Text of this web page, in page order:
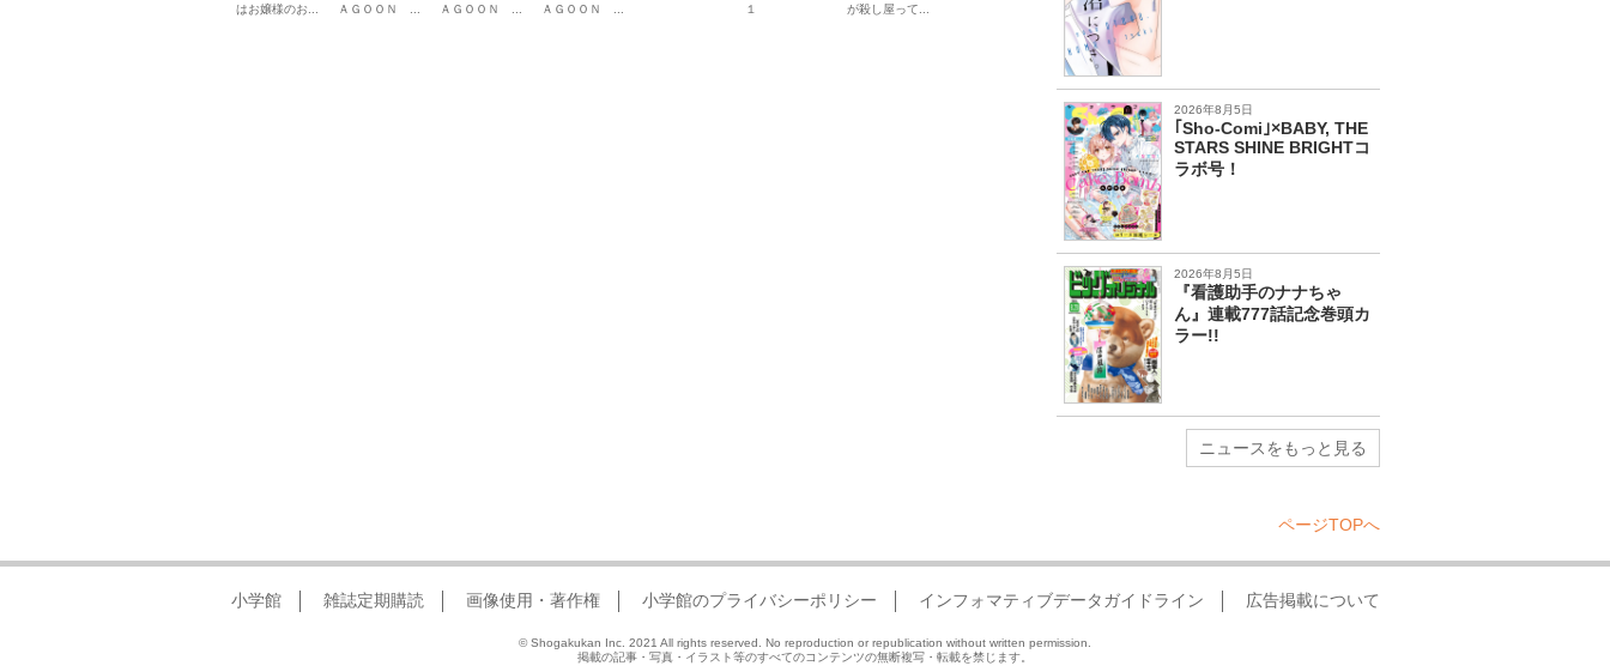
はお嬢様のお...
ＡＧＯＯＮ ...
ＡＧＯＯＮ ...
ＡＧＯＯＮ ...
１
が殺し屋って...
2026年8月5日
｢Sho-Comi｣×BABY, THE
STARS SHINE BRIGHTコ
ラボ号！
2026年8月5日
『看護助手のナナちゃ
ん』連載777話記念巻頭カ
ラー!!
ニュースをもっと見る
ページTOPへ
小学館 雑誌定期購読 画像使用・著作権 小学館のプライバシーポリシー インフォマティブデータガイドライン 広告掲載について
© Shogakukan Inc. 2021 All rights reserved. No reproduction or republication without written permission.
掲載の記事・写真・イラスト等のすべてのコンテンツの無断複写・転載を禁じます。